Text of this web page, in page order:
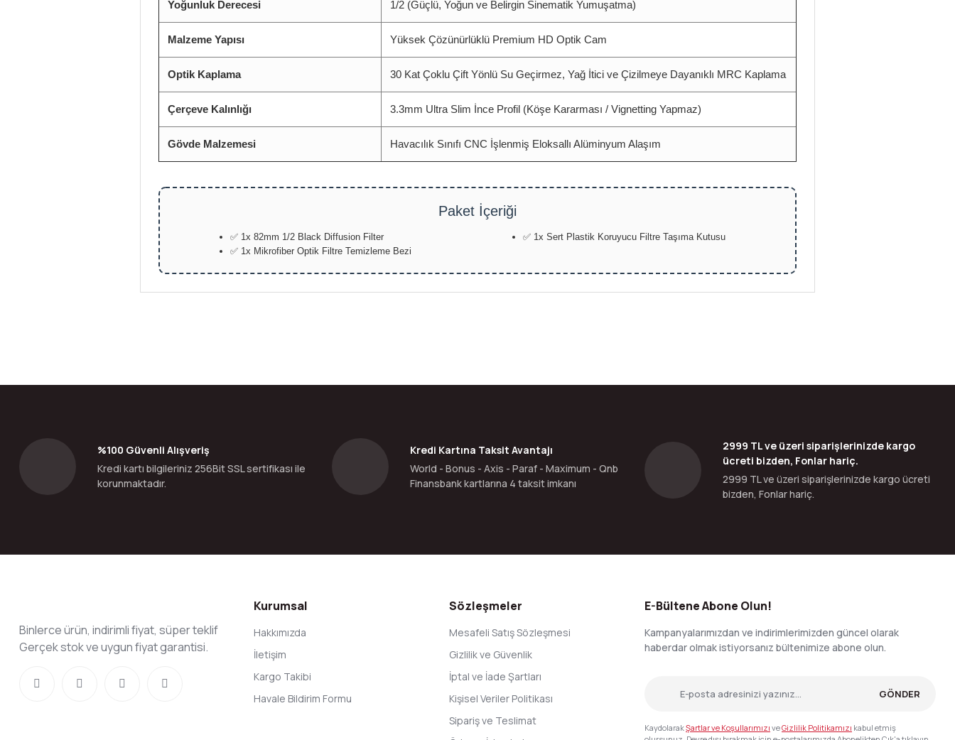
Yoğunluk Derecesi 1/2 (Güçlü, Yoğun ve Belirgin Sinematik Yumuşatma)
Malzeme Yapısı Yüksek Çözünürlüklü Premium HD Optik Cam
Optik Kaplama 30 Kat Çoklu Çift Yönlü Su Geçirmez, Yağ İtici ve Çizilmeye Dayanıklı MRC Kaplama
Çerçeve Kalınlığı 3.3mm Ultra Slim İnce Profil (Köşe Kararması / Vignetting Yapmaz)
Gövde Malzemesi Havacılık Sınıfı CNC İşlenmiş Eloksallı Alüminyum Alaşım
Paket İçeriği
✅ 1x 82mm 1/2 Black Diffusion Filter
✅ 1x Mikrofiber Optik Filtre Temizleme Bezi
✅ 1x Sert Plastik Koruyucu Filtre Taşıma Kutusu
Ürün fiyatı diğer sitelerden daha pahalı.
Bu ürüne benzer farklı alternatifler olmalı.
%100 Güvenli Alışveriş
Kredi kartı bilgileriniz 256Bit SSL sertifikası ile
korunmaktadır.
Kredi Kartına Taksit Avantajı
World - Bonus - Axis - Paraf - Maximum - Qnb
Finansbank kartlarına 4 taksit imkanı
2999 TL ve üzeri siparişlerinizde kargo
ücreti bizden, Fonlar hariç.
2999 TL ve üzeri siparişlerinizde kargo ücreti
bizden, Fonlar hariç.
Binlerce ürün, indirimli fiyat, süper teklif
Gerçek stok ve uygun fiyat garantisi.
Kurumsal
Hakkımızda
İletişim
Kargo Takibi
Havale Bildirim Formu
Sözleşmeler
Mesafeli Satış Sözleşmesi
Gizlilik ve Güvenlik
İptal ve İade Şartları
Kişisel Veriler Politikası
Sipariş ve Teslimat
E-Bültene Abone Olun!
Kampanyalarımızdan ve indirimlerimizden güncel olarak
haberdar olmak istiyorsanız bültenimize abone olun.
GÖNDER
KaydolarakŞartlar ve Koşullarımızı veGizlilik Politikamızı kabul etmiş